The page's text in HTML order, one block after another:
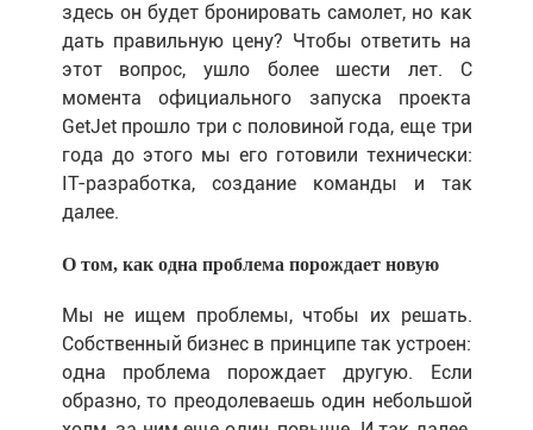
здесь он будет бронировать самолет, но как
дать правильную цену? Чтобы ответить на
этот вопрос, ушло более шести лет. С
момента официального запуска проекта
GetJet прошло три с половиной года, еще три
года до этого мы его готовили технически:
IT-разработка, создание команды и так
далее.
О том, как одна проблема порождает новую
Мы не ищем проблемы, чтобы их решать.
Собственный бизнес в принципе так устроен:
одна проблема порождает другую. Если
образно, то преодолеваешь один небольшой